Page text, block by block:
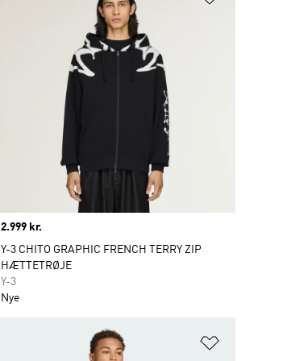
Price
2.999 kr.
Y-3 CHITO GRAPHIC FRENCH TERRY ZIP
HÆTTETRØJE
Y-3
Nye